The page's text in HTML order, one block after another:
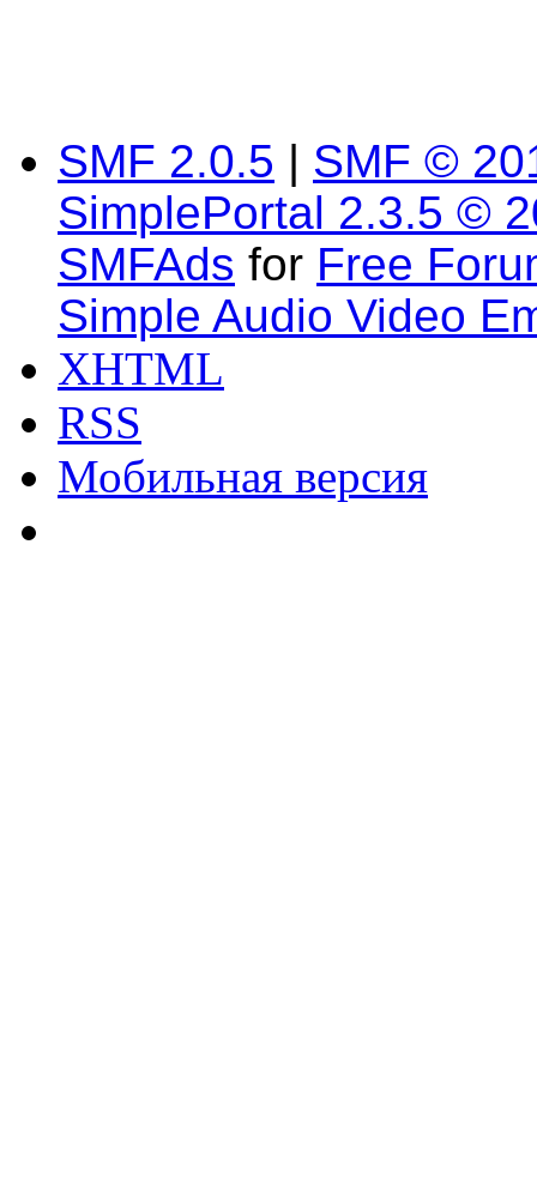
SMF 2.0.5 | SMF ©
SimplePortal 2.3.5 ©
SMFAds for Free
Simple Audio Video
XHTML
RSS
Мобильная версия